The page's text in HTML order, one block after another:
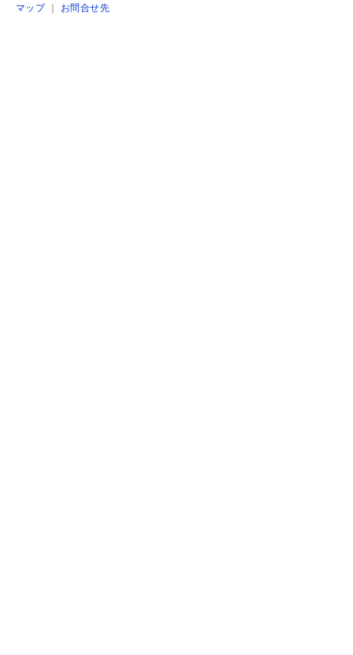
マップ｜ お問合せ先